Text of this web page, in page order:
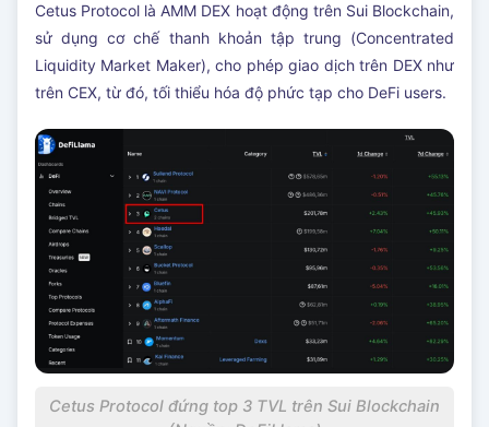
Cetus Protocol là AMM DEX hoạt động trên Sui Blockchain,
sử dụng cơ chế thanh khoản tập trung (Concentrated
Liquidity Market Maker), cho phép giao dịch trên DEX như
trên CEX, từ đó, tối thiểu hóa độ phức tạp cho DeFi users.
Cetus Protocol đứng top 3 TVL trên Sui Blockchain